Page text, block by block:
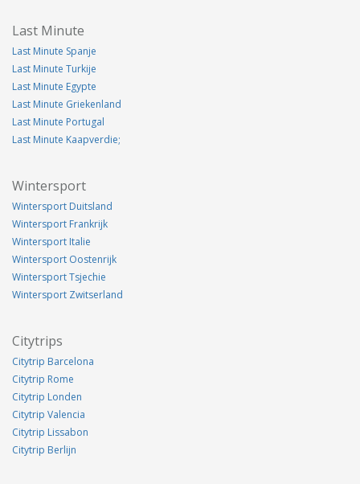
Last Minute
Last Minute Spanje
Last Minute Turkije
Last Minute Egypte
Last Minute Griekenland
Last Minute Portugal
Last Minute Kaapverdie;
Wintersport
Wintersport Duitsland
Wintersport Frankrijk
Wintersport Italie
Wintersport Oostenrijk
Wintersport Tsjechie
Wintersport Zwitserland
Citytrips
Citytrip Barcelona
Citytrip Rome
Citytrip Londen
Citytrip Valencia
Citytrip Lissabon
Citytrip Berlijn